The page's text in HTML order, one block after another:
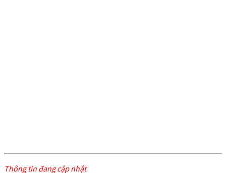
Thông tin đang cập nhật